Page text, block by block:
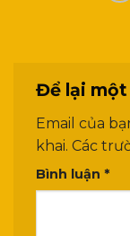
Để lại một
Email của
khai. Các
Bình luận *